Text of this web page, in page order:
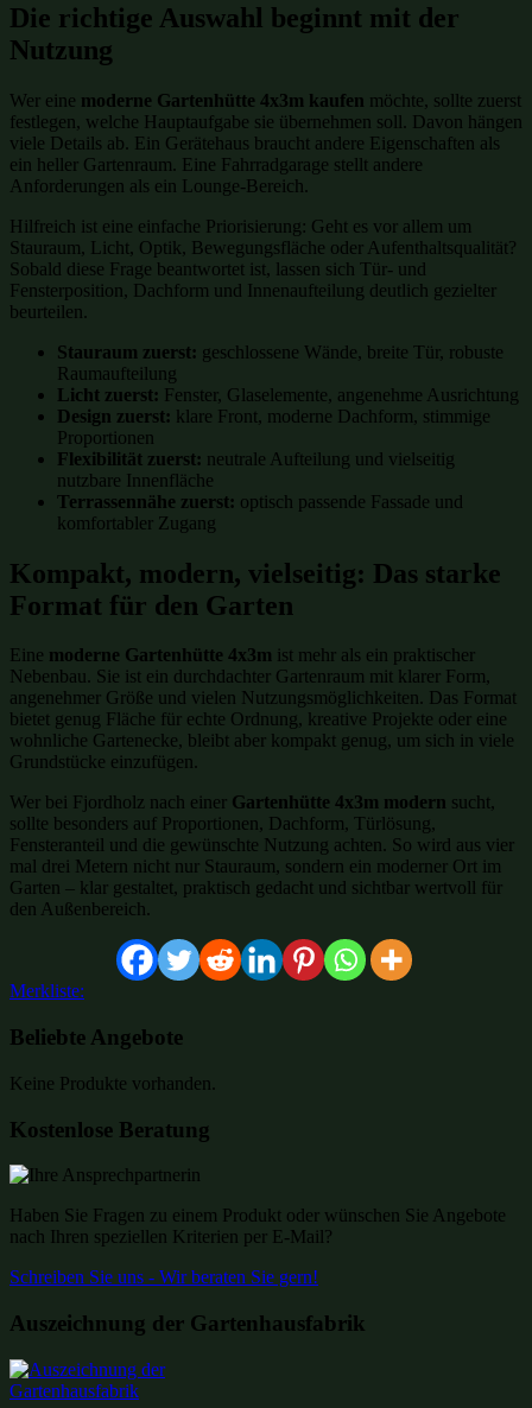
Die richtige Auswahl beginnt mit der
Nutzung
Wer eine moderne Gartenhütte 4x3m kaufen möchte, sollte zuerst
festlegen, welche Hauptaufgabe sie übernehmen soll. Davon hängen
viele Details ab. Ein Gerätehaus braucht andere Eigenschaften als
ein heller Gartenraum. Eine Fahrradgarage stellt andere
Anforderungen als ein Lounge-Bereich.
Hilfreich ist eine einfache Priorisierung: Geht es vor allem um
Stauraum, Licht, Optik, Bewegungsfläche oder Aufenthaltsqualität?
Sobald diese Frage beantwortet ist, lassen sich Tür- und
Fensterposition, Dachform und Innenaufteilung deutlich gezielter
beurteilen.
Stauraum zuerst: geschlossene Wände, breite Tür, robuste
Raumaufteilung
Licht zuerst: Fenster, Glaselemente, angenehme Ausrichtung
Design zuerst: klare Front, moderne Dachform, stimmige
Proportionen
Flexibilität zuerst: neutrale Aufteilung und vielseitig
nutzbare Innenfläche
Terrassennähe zuerst: optisch passende Fassade und
komfortabler Zugang
Kompakt, modern, vielseitig: Das starke
Format für den Garten
Eine moderne Gartenhütte 4x3m ist mehr als ein praktischer
Nebenbau. Sie ist ein durchdachter Gartenraum mit klarer Form,
angenehmer Größe und vielen Nutzungsmöglichkeiten. Das Format
bietet genug Fläche für echte Ordnung, kreative Projekte oder eine
wohnliche Gartenecke, bleibt aber kompakt genug, um sich in viele
Grundstücke einzufügen.
Wer bei Fjordholz nach einer Gartenhütte 4x3m modern sucht,
sollte besonders auf Proportionen, Dachform, Türlösung,
Fensteranteil und die gewünschte Nutzung achten. So wird aus vier
mal drei Metern nicht nur Stauraum, sondern ein moderner Ort im
Garten – klar gestaltet, praktisch gedacht und sichtbar wertvoll für
den Außenbereich.
Merkliste:
Beliebte Angebote
Keine Produkte vorhanden.
Kostenlose Beratung
Haben Sie Fragen zu einem Produkt oder wünschen Sie Angebote
nach Ihren speziellen Kriterien per E-Mail?
Schreiben Sie uns - Wir beraten Sie gern!
Auszeichnung der Gartenhausfabrik